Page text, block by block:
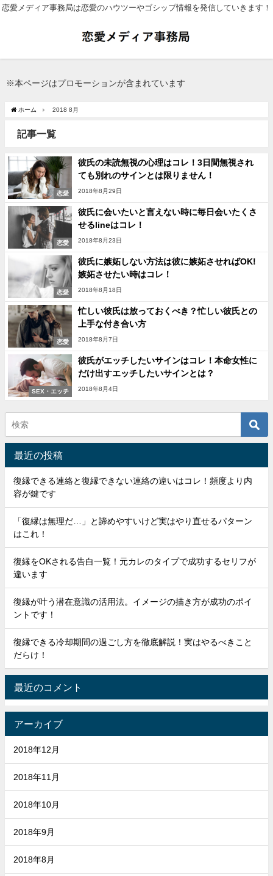
恋愛メディア事務局は恋愛のハウツーやゴシップ情報を発信していきます！
※本ページはプロモーションが含まれています
ホーム 2018 8月
記事一覧
恋愛
彼氏の未読無視の心理はコレ！3日間無視され
ても別れのサインとは限りません！
2018年8月29日
恋愛
彼氏に会いたいと言えない時に毎日会いたくさ
せるlineはコレ！
2018年8月23日
恋愛
彼氏に嫉妬しない方法は彼に嫉妬させればOK!
嫉妬させたい時はコレ！
2018年8月18日
恋愛
忙しい彼氏は放っておくべき？忙しい彼氏との
上手な付き合い方
2018年8月7日
SEX・エッチ
彼氏がエッチしたいサインはコレ！本命女性に
だけ出すエッチしたいサインとは？
2018年8月4日
最近の投稿
復縁できる連絡と復縁できない連絡の違いはコレ！頻度より内
容が鍵です
「復縁は無理だ…」と諦めやすいけど実はやり直せるパターン
はこれ！
復縁をOKされる告白一覧！元カレのタイプで成功するセリフが
違います
復縁が叶う潜在意識の活用法。イメージの描き方が成功のポイ
ントです！
復縁できる冷却期間の過ごし方を徹底解説！実はやるべきこと
だらけ！
最近のコメント
アーカイブ
2018年12月
2018年11月
2018年10月
2018年9月
2018年8月